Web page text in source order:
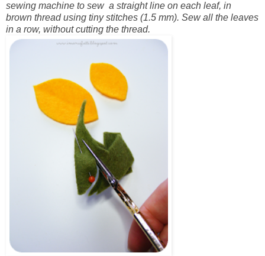
sewing machine to sew a straight line on each leaf, in
brown thread using tiny stitches (1.5 mm). Sew all the leaves
in a row, without cutting the thread.